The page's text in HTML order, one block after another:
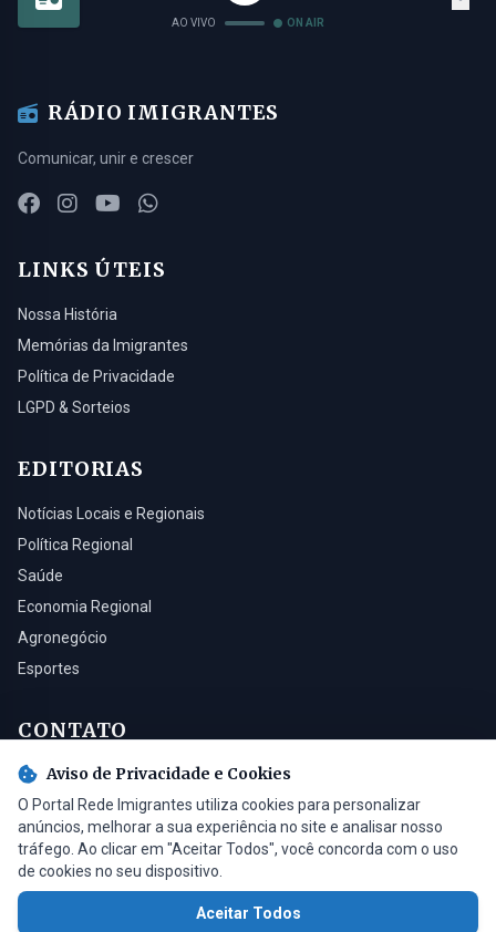
AO VIVO ON AIR
RÁDIO IMIGRANTES
Comunicar, unir e crescer
LINKS ÚTEIS
Nossa História
Memórias da Imigrantes
Política de Privacidade
LGPD & Sorteios
EDITORIAS
Notícias Locais e Regionais
Política Regional
Saúde
Economia Regional
Agronegócio
Esportes
CONTATO
Turvo - SC, 88930-000
(48) 3525-0321
contato@radioimigrantes.com.br
Aviso de Privacidade e Cookies
O Portal Rede Imigrantes utiliza cookies para personalizar
anúncios, melhorar a sua experiência no site e analisar nosso
tráfego. Ao clicar em "Aceitar Todos", você concorda com o uso
de cookies no seu dispositivo.
Aceitar Todos